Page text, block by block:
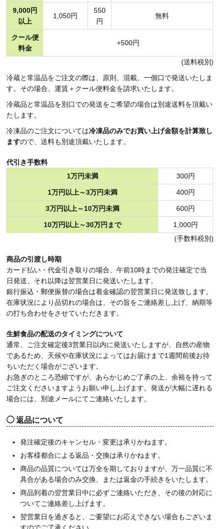
9,000円
以上
1,050円
550
円
無料
クール便
料金
+500円
(送料税別)
冷蔵と常温品をご注文の際は、原則、混載、一個口で発送いたしま
す。その場合、運賃＋クール便料金を請求いたします。
冷蔵品と常温品を別口での発送をご希望の場合は別途送料を頂戴い
たします。
冷凍品のご注文については冷凍品のみでお買い上げ金額を計算致し
ますので、送料も別途頂戴いたします。
代引き手数料
1万円未満
300円
1万円以上～3万円未満 400円
3万円以上～10万円未満 600円
10万円以上～30万円まで
1,000円
(手数料税別)
商品の引渡し時期
カード払い・代金引き取りの場合、午前10時までの発注確定で当
日発送、それ以降は翌営業日に発送いたします。
銀行振込・郵便振替の場合は着金確認の翌営業日に発送致します。
在庫状況により品切れの場合は、その旨をご連絡差し上げ、納期等
の打ち合わせをさせていただきます。
生鮮食品の配送のタイミングについて
通常、ご注文確定後3営業日以内に発送いたしますが、自然の産物
であるため、天候や在庫状況によってはお届けまで1週間前後お待
ちいただく場合がございます。
お急ぎのところ恐縮ですが、あらかじめご了承の上、余裕を持って
ご注文くださいますようお願い申し上げます。発送が大幅に遅れる
場合には、別途メールにてご連絡いたします。
返品について
発注確定後のキャンセル・変更は承りかねます。
お客様都合による返品・交換は承りかねます。
商品の品質については万全を期しておりますが、万一品質に不
具合がある場合のみ交換、または返金の手続きをいたします。
商品到着の翌営業日中に必ずご連絡いただき、その後の対応に
ついてご連絡差し上げます。
翌営業日を過ぎると、ご要望にお応えできない場合もございま